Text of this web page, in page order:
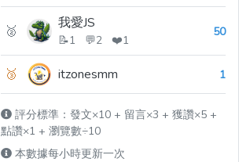
🥈 我愛JS
📝1 💬2 ❤️1
50
🥉 itzonesmm 1
評分標準：發文×10 + 留言×3 + 獲讚×5 +
點讚×1 + 瀏覽數÷10
本數據每小時更新一次